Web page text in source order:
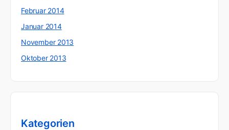
Februar 2014
Januar 2014
November 2013
Oktober 2013
Kategorien